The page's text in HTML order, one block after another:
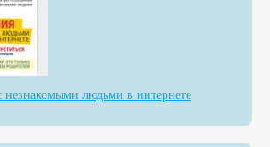
людьми в интернете